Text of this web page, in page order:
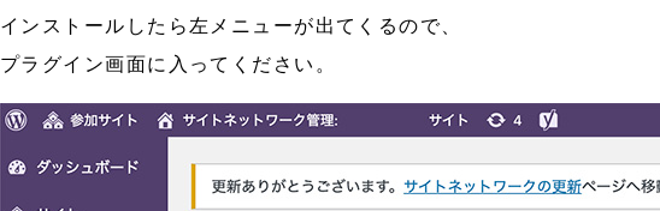
インストールしたら左メニューが出てくるので、
プラグイン画面に入ってください。